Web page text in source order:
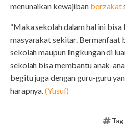
menunaikan kewajiban berzakat
“Maka sekolah dalam hal ini
masyarakat sekitar. Bermanfaat
sekolah maupun lingkungan di
sekolah bisa membantu anak-
begitu juga dengan guru-guru
harapnya.(Yusuf)
Tag